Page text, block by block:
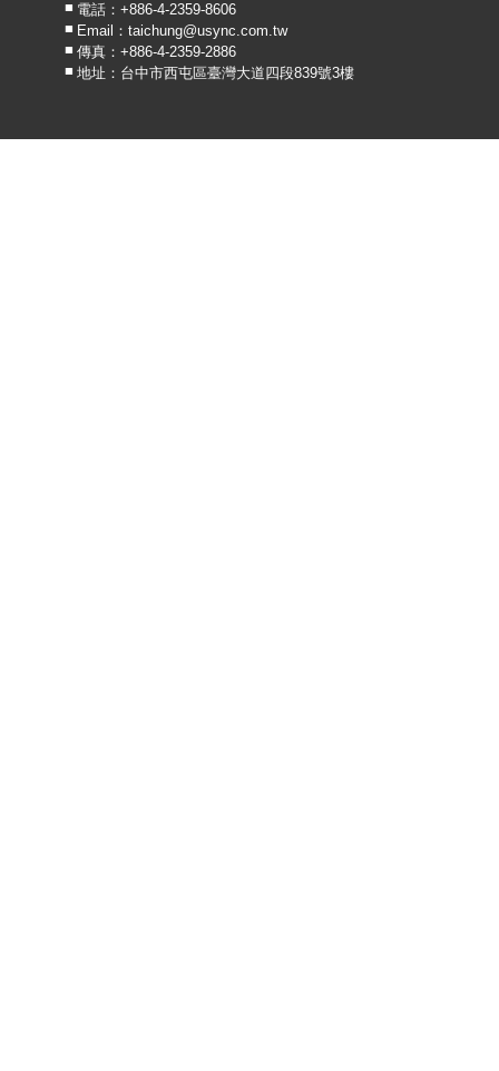
電話：+886-4-2359-8606
Email：taichung@usync.com.tw
傳真：+886-4-2359-2886
地址：台中市西屯區臺灣大道四段839號3樓